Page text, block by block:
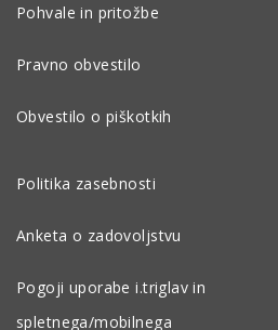
Pohvale in pritožbe
Pravno obvestilo
Obvestilo o piškotkih
Politika zasebnosti
Anketa o zadovoljstvu
Pogoji uporabe i.triglav in
spletnega/mobilnega